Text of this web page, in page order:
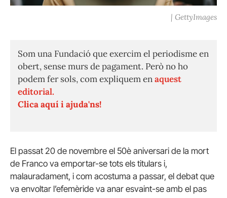
| GettyImages
Som una Fundació que exercim el periodisme en
obert, sense murs de pagament. Però no ho
podem fer sols, com expliquem enaquest
editorial.
Clica aquí i ajuda'ns!
El passat 20 de novembre el 50è aniversari de la mort
de Franco va emportar-se tots els titulars i,
malauradament, i com acostuma a passar, el debat que
va envoltar l’efemèride va anar esvaint-se amb el pas